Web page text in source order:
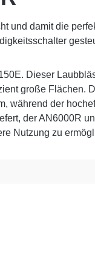
und damit die
Dieser
große
während der
der AN6000R
Nutzung zu